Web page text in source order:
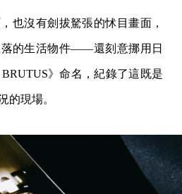
也沒有劍拔駑張的怵目畫面，
的生活物件——還刻意挪用日
》命名，紀錄了這既是
的現場。